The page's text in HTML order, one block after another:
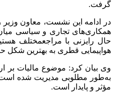
گرفت.
در ادامه این نشست، معاون وزیر
همکاری‌های تجاری و سیاسی
حال رایزنی با مراجعمختلف
هواپیمایی قطری به بهترین
وی بیان کرد: موضوع مالیات بر
به‌طور مطلوبی مدیریت شده
مؤثر و پایدار است.